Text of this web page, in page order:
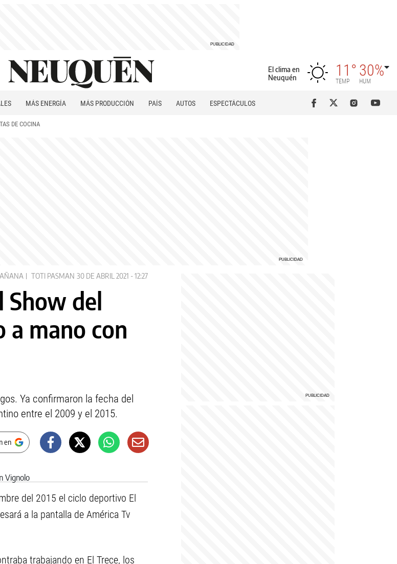
El clima en
Neuquén
11°
TEMP
30%
HUM
MÁS ENERGÍA MÁS PRODUCCIÓN PAÍS AUTOS
ESPECTÁCULOS
DE COCINA
TOTI PASMAN 30 DE ABRIL 2021 - 12:27
Show del
a mano con
Ya confirmaron la fecha del
entre el 2009 y el 2015.
en
del 2015 el ciclo deportivo El
a la pantalla de América Tv
trabajando en El Trece, los